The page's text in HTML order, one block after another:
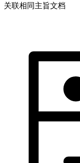
关联相同主旨文档